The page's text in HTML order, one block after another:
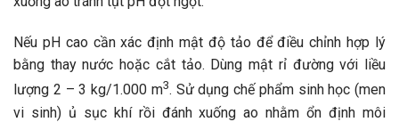
Nếu pH cao cần xác định mật độ tảo để điều chỉnh hợp lý
bằng thay nước hoặc cắt tảo. Dùng mật rỉ đường với liều
lượng 2 – 3 kg/1.000 m3. Sử dụng chế phẩm sinh học (men
vi sinh) ủ sục khí rồi đánh xuống ao nhằm ổn định môi